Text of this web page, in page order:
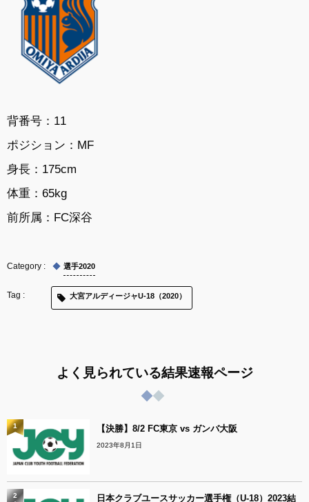
背番号：11
ポジション：MF
身長：175cm
体重：65kg
前所属：FC深谷
選手2020
大宮アルディージャU-18（2020）
よく見られている結果速報ページ
【決勝】8/2 FC東京 vs ガンバ大阪
2023年8月1日
1
日本クラブユースサッカー選手権（U-18）2023結
2